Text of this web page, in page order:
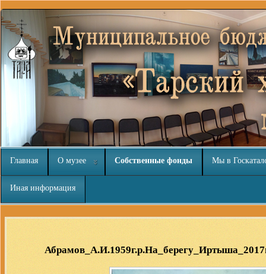
Главная О музее Собственные фонды Мы в
Иная информация